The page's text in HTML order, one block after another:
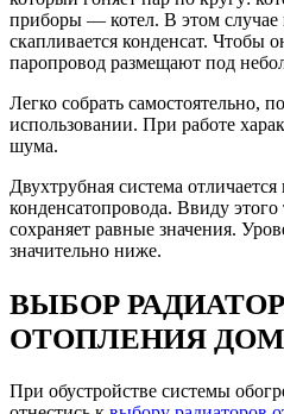
приборы — котел. В этом
скапливается конденсат. Чтобы
паропровод размещают под
Легко собрать самостоятельно,
использовании. При работе
шума.
Двухтрубная система
конденсатопровода. Ввиду
сохраняет равные значения.
значительно ниже.
ВЫБОР
ОТОПЛЕНИЯ
При обустройстве системы